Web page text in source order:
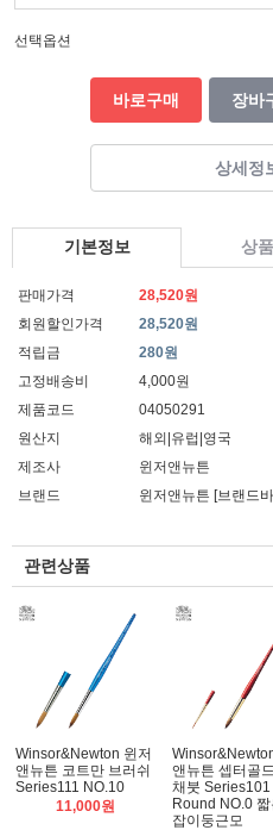
선택옵션
바로구매 장바
상세정
기본정보 상
판매가격
28,520원
회원할인가격
28,520원
적립금
280원
고정배송비
4,000원
제품코드
04050291
원산지
해외|유럽|영국
제조사
윈저앤뉴튼
브랜드
윈저앤뉴튼 [브랜드
관련상품
Winsor&Newton 윈저
앤뉴튼 코트만 브러쉬
Series111 NO.10
11,000원
앤뉴튼 셉터골
채붓 Series101
Round NO.0 짧
잡이둥근모